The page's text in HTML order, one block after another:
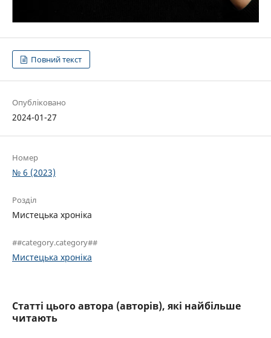
Повний текст
Опубліковано
2024-01-27
Номер
№ 6 (2023)
Розділ
Мистецька хроніка
##category.category##
Мистецька хроніка
Статті цього автора (авторів), які найбільше
читають